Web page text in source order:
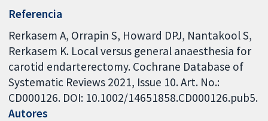
Referencia
Rerkasem A, Orrapin S, Howard DPJ, Nantakool S,
Rerkasem K. Local versus general anaesthesia for
carotid endarterectomy. Cochrane Database of
Systematic Reviews 2021, Issue 10. Art. No.:
CD000126. DOI: 10.1002/14651858.CD000126.pub5.
Autores